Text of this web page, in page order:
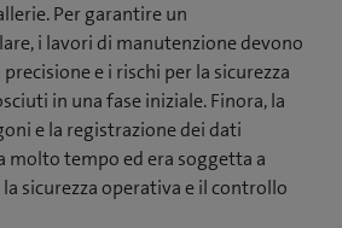
Per garantire un
i lavori di manutenzione devono
e i rischi per la sicurezza
in una fase iniziale. Finora, la
e la registrazione dei dati
molto tempo ed era soggetta a
sicurezza operativa e il controllo